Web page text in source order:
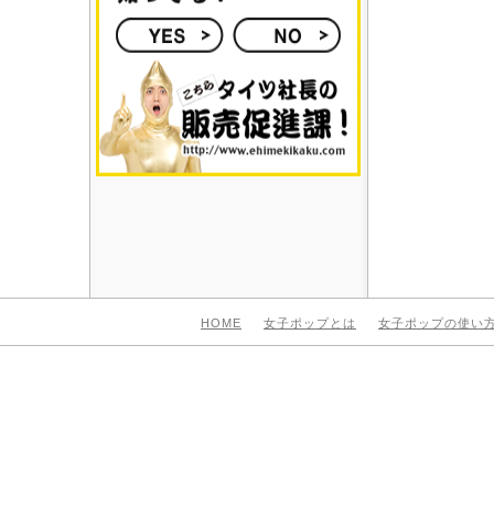
HOME 女子ポップとは 女子ポップの使い